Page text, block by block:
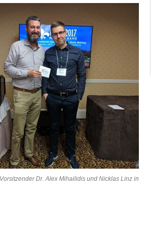
Dr. Alex Mihailidis und Nicklas Linz in